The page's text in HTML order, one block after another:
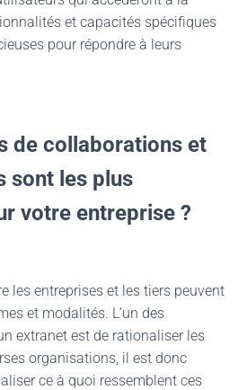
et capacités spécifiques
pour répondre à leurs
de collaborations et
sont les plus
votre entreprise ?
les entreprises et les tiers peuvent
et modalités. L’un des
extranet est de rationaliser les
organisations, il est donc
ce à quoi ressemblent ces